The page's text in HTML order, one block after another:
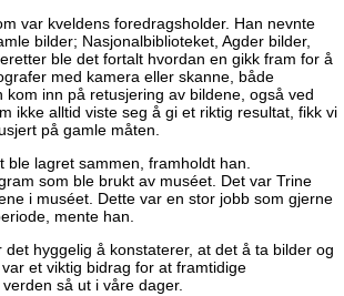
var kveldens foredragsholder. Han nevnte
bilder; Nasjonalbiblioteket, Agder bilder,
ble det fortalt hvordan en gikk fram for å
med kamera eller skanne, både
kom inn på retusjering av bildene, også ved
ikke alltid viste seg å gi et riktig resultat, fikk vi
på gamle måten.
lagret sammen, framholdt han.
som ble brukt av muséet. Det var Trine
i muséet. Dette var en stor jobb som gjerne
mente han.
hyggelig å konstaterer, at det å ta bilder og
et viktig bidrag for at framtidige
så ut i våre dager.